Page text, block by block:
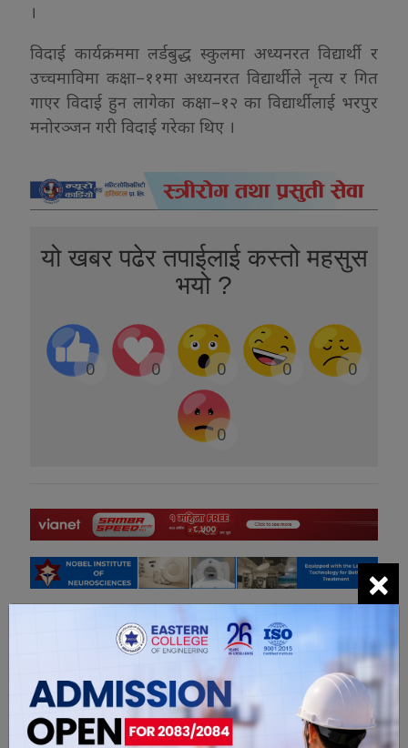
।
विदाई कार्यक्रममा लर्डबुद्ध स्कुलमा अध्यनरत विद्यार्थी र
उच्चमाविमा कक्षा–११मा अध्यनरत विद्यार्थीले नृत्य र गित
गाएर विदाई हुन लागेका कक्षा–१२ का विद्यार्थीलाई भरपुर
मनोरञ्जन गरी विदाई गरेका थिए ।
यो खबर पढेर तपाईलाई कस्तो महसुस
भयो ?
0 0 0 0 0
0
×